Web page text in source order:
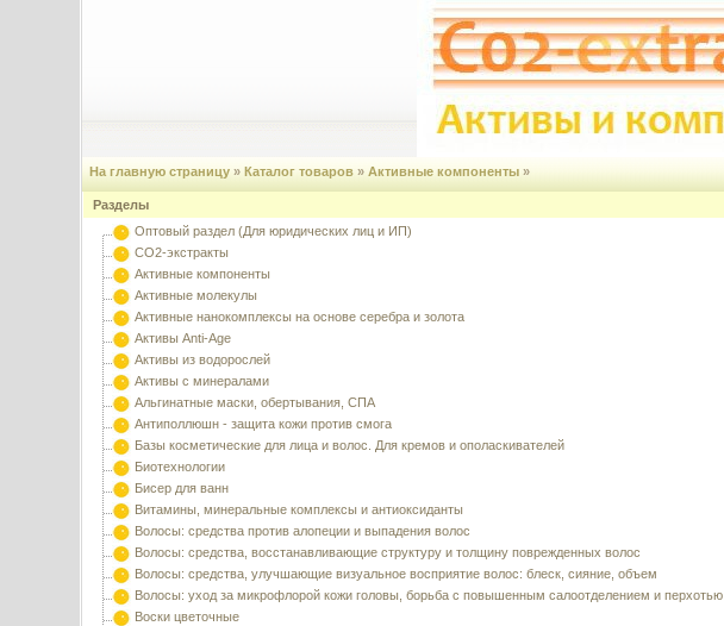
На главную страницу» Каталог товаров» Активные компоненты»
Разделы
Оптовый раздел (Для юридических лиц и ИП)
CO2-экстракты
Активные компоненты
Активные молекулы
Активные нанокомплексы на основе серебра и золота
Активы Anti-Age
Активы из водорослей
Активы с минералами
Альгинатные маски, обертывания, СПА
Антиполлюшн - защита кожи против смога
Базы косметические для лица и волос. Для кремов и ополаскивателей
Биотехнологии
Бисер для ванн
Витамины, минеральные комплексы и антиоксиданты
Волосы: средства против алопеции и выпадения волос
Волосы: средства, восстанавливающие структуру и толщину поврежденных волос
Волосы: средства, улучшающие визуальное восприятие волос: блеск, сияние, объем
Волосы: уход за микрофлорой кожи головы, борьба с повышенным салоотделением и перхотью
Воски цветочные